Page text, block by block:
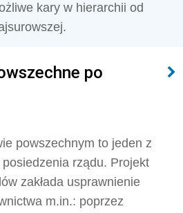
kary w hierarchii od
po
powszechnym to jeden z
rządu. Projekt
zakłada usprawnienie
m.in.: poprzez